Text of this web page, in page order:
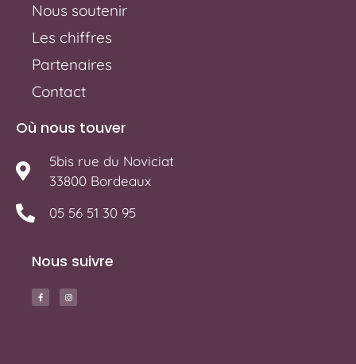
Nous soutenir
Les chiffres
Partenaires
Contact
Où nous touver
5bis rue du Noviciat
33800 Bordeaux
05 56 51 30 95
Nous suivre